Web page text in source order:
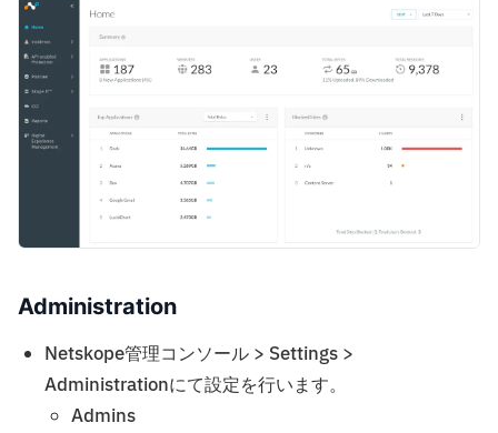
Administration
Netskope管理コンソール > Settings >
Administrationにて設定を行います。
Admins